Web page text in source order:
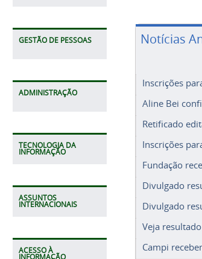
GESTÃO DE PESSOAS
ADMINISTRAÇÃO
TECNOLOGIA DA
INFORMAÇÃO
ASSUNTOS
INTERNACIONAIS
ACESSO À
INFORMAÇÃO
Notícias
Inscrições
Aline Bei
Retificado
Inscrições
Fundação
Divulgado
Divulgado
Veja
Campi